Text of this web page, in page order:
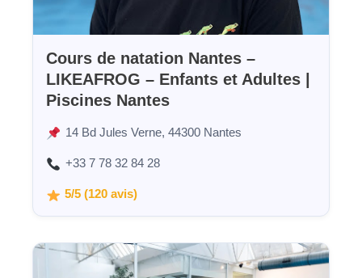
Cours de natation Nantes –
LIKEAFROG – Enfants et Adultes |
Piscines Nantes
14 Bd Jules Verne, 44300 Nantes
+33 7 78 32 84 28
5/5 (120 avis)